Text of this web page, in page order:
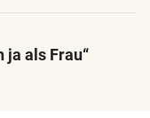
ja als Frau“